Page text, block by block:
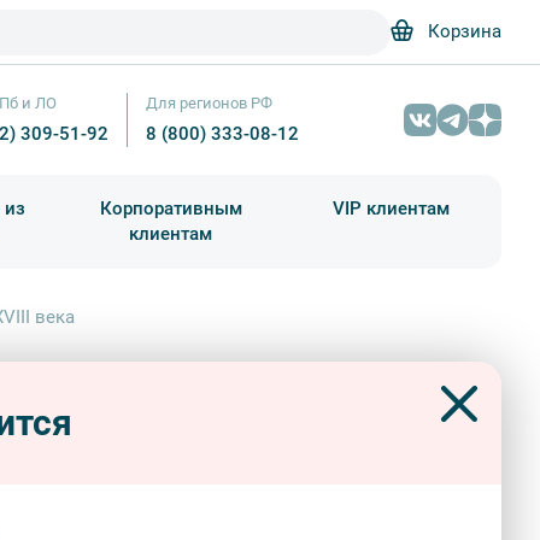
Корзина
и ЛО
309-51-92
Для регионов РФ
8 (800) 333-08-12
Корпоративным
клиентам
VIP клиентам
века
и Русская армия XVIII века